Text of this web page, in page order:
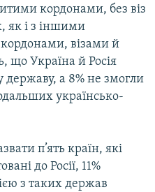
кордонами, без віз
як і з іншими
візами й
що Україна й Росія
державу, а 8% не змогли
українсько-
п’ять країн, які
до Росії, 11%
з таких держав